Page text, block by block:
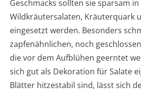
Geschmacks sollten sie sparsam in
Wildkräutersalaten, Kräuterquark
eingesetzt werden. Besonders
zapfenähnlichen, noch
die vor dem Aufblühen geerntet
sich gut als Dekoration für Salate
Blätter hitzestabil sind, lässt sich